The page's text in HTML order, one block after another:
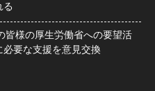
る
皆様の厚生労働省への要望活
要な支援を意見交換